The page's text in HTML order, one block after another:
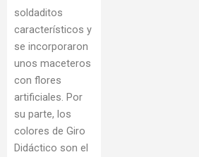
soldaditos
característicos y
se incorporaron
unos maceteros
con flores
artificiales. Por
su parte, los
colores de Giro
Didáctico son el